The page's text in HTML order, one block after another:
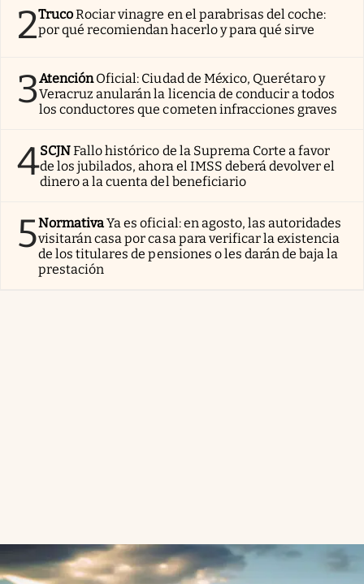
2TrucoRociar vinagre en el parabrisas del coche:
por qué recomiendan hacerlo y para qué sirve
3AtenciónOficial: Ciudad de México, Querétaro y
Veracruz anularán la licencia de conducir a todos
los conductores que cometen infracciones graves
4SCJNFallo histórico de la Suprema Corte a favor
de los jubilados, ahora el IMSS deberá devolver el
dinero a la cuenta del beneficiario
5NormativaYa es oficial: en agosto, las autoridades
visitarán casa por casa para verificar la existencia
de los titulares de pensiones o les darán de baja la
prestación